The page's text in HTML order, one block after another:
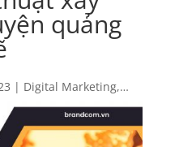
quảng
| Digital Marketing,
cáo